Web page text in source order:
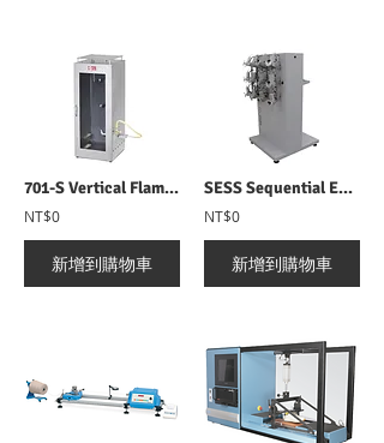
701-S Vertical Flammability 垂直燃燒試驗機
NT$0
新增到購物車
SESS Sequential End Sampling System 自動換紗器
NT$0
新增到購物車